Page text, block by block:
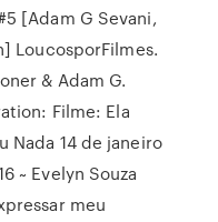
[Adam G Sevani,
LoucosporFilmes.
& Adam G.
Filme: Ela
Nada 14 de janeiro
~ Evelyn Souza
meu